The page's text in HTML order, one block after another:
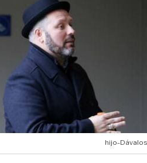
hijo-Dávalos